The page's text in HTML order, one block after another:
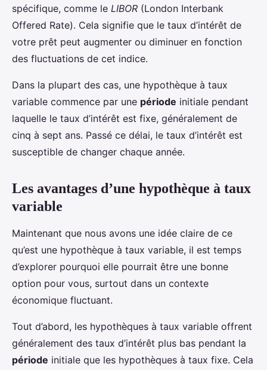
spécifique, comme le LIBOR (London Interbank
Offered Rate). Cela signifie que le taux d’intérêt de
votre prêt peut augmenter ou diminuer en fonction
des fluctuations de cet indice.
Dans la plupart des cas, une hypothèque à taux
variable commence par une période initiale pendant
laquelle le taux d’intérêt est fixe, généralement de
cinq à sept ans. Passé ce délai, le taux d’intérêt est
susceptible de changer chaque année.
Les avantages d’une hypothèque à taux
variable
Maintenant que nous avons une idée claire de ce
qu’est une hypothèque à taux variable, il est temps
d’explorer pourquoi elle pourrait être une bonne
option pour vous, surtout dans un contexte
économique fluctuant.
Tout d’abord, les hypothèques à taux variable offrent
généralement des taux d’intérêt plus bas pendant la
période initiale que les hypothèques à taux fixe. Cela